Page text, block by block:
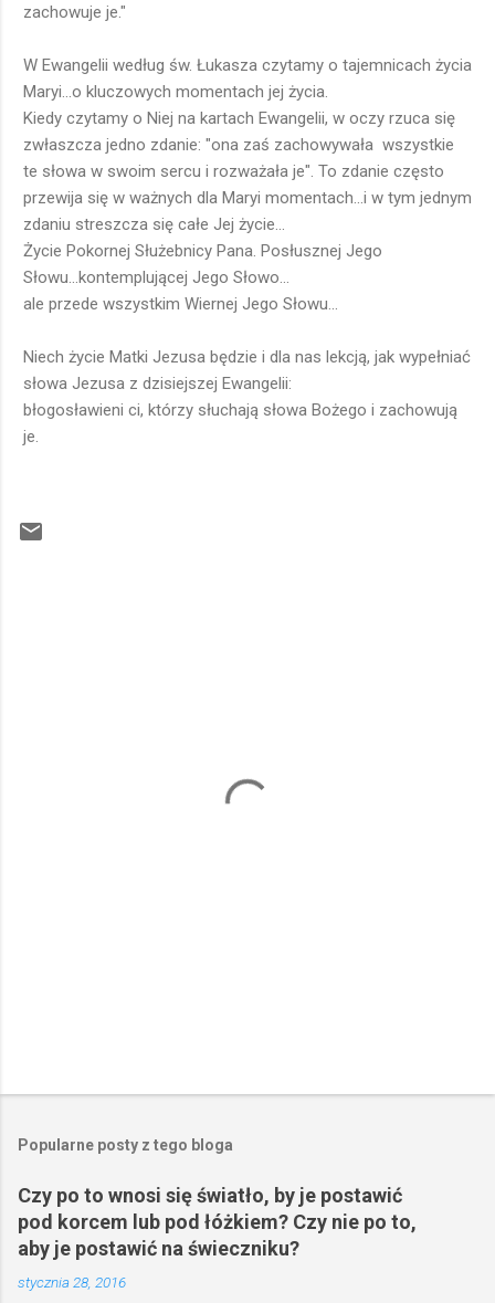
zachowuje je."
W Ewangelii według św. Łukasza czytamy o tajemnicach życia
Maryi...o kluczowych momentach jej życia.
Kiedy czytamy o Niej na kartach Ewangelii, w oczy rzuca się
zwłaszcza jedno zdanie: "ona zaś zachowywała wszystkie
te słowa w swoim sercu i rozważała je". To zdanie często
przewija się w ważnych dla Maryi momentach...i w tym jednym
zdaniu streszcza się całe Jej życie...
Życie Pokornej Służebnicy Pana. Posłusznej Jego
Słowu...kontemplującej Jego Słowo...
ale przede wszystkim Wiernej Jego Słowu...
Niech życie Matki Jezusa będzie i dla nas lekcją, jak wypełniać
słowa Jezusa z dzisiejszej Ewangelii:
błogosławieni ci, którzy słuchają słowa Bożego i zachowują
je.
Popularne posty z tego bloga
Czy po to wnosi się światło, by je postawić
pod korcem lub pod łóżkiem? Czy nie po to,
aby je postawić na świeczniku?
stycznia 28, 2016